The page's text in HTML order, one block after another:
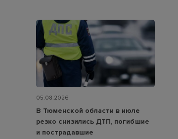
05.08.2026
В Тюменской области в июле
резко снизились ДТП, погибшие
и пострадавшие